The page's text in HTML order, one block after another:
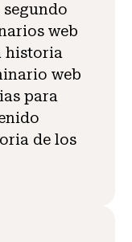
segundo
web
historia
web
para
de los